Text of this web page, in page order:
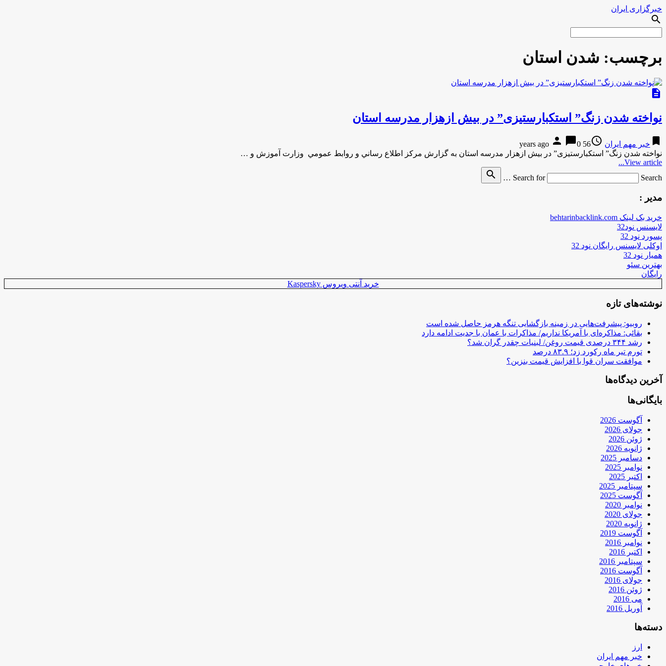
خبرگزاری ایران
search
برچسب: شدن استان
description
نواخته شدن زنگ” استکبارستیزی” در بیش ازهزار مدرسه استان
bookmark خبر مهم ایران access_time
56 years ago
person chat_bubble0
نواخته شدن زنگ” استکبارستیزی” در بیش ازهزار مدرسه استان به گزارش مركز اطلاع رساني و روابط عمومي وزارت آموزش و …
View article...
Search for
Search …
search
مدیر :
خرید بک لینک behtarinbacklink.com
لایسنس نود32
پسورد نود 32
اوکلی لایسنس رایگان نود 32
همیار نود 32
بهترین سئو
رایگان
خرید آنتی ویروس Kaspersky
نوشته‌های تازه
روبیو: پیشرفت‌هایی در زمینه بازگشایی تنگه هرمز حاصل شده است
بقائی: مذاکره‌ای با آمریکا نداریم/ مذاکرات با عمان با جدیت ادامه دارد
رشد ۳۴۴ درصدی قیمت روغن/ لبنیات چقدر گران شد؟
تورم تیر ماه رکورد زد؛ ۸۳.۹ درصد
موافقت سران قوا با افزایش قیمت بنزین؟
آخرین دیدگاه‌ها
بایگانی‌ها
آگوست 2026
جولای 2026
ژوئن 2026
ژانویه 2026
دسامبر 2025
نوامبر 2025
اکتبر 2025
سپتامبر 2025
آگوست 2025
نوامبر 2020
جولای 2020
ژانویه 2020
آگوست 2019
نوامبر 2016
اکتبر 2016
سپتامبر 2016
آگوست 2016
جولای 2016
ژوئن 2016
می 2016
آوریل 2016
دسته‌ها
ارز
خبر مهم ایران